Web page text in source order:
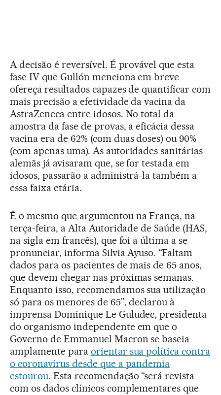
A decisão é reversível. É provável que esta
fase IV que Gullón menciona em breve
ofereça resultados capazes de quantificar com
mais precisão a efetividade da vacina da
AstraZeneca entre idosos. No total da
amostra da fase de provas, a eficácia dessa
vacina era de 62% (com duas doses) ou 90%
(com apenas uma). As autoridades sanitárias
alemãs já avisaram que, se for testada em
idosos, passarão a administrá-la também a
essa faixa etária.
É o mesmo que argumentou na França, na
terça-feira, a Alta Autoridade de Saúde (HAS,
na sigla em francês), que foi a última a se
pronunciar, informa Silvia Ayuso. “Faltam
dados para os pacientes de mais de 65 anos,
que devem chegar nas próximas semanas.
Enquanto isso, recomendamos sua utilização
só para os menores de 65”, declarou à
imprensa Dominique Le Guludec, presidenta
do organismo independente em que o
Governo de Emmanuel Macron se baseia
amplamente para orientar sua política contra
o coronavírus desde que a pandemia
estourou. Esta recomendação “será revista
com os dados clínicos complementares que